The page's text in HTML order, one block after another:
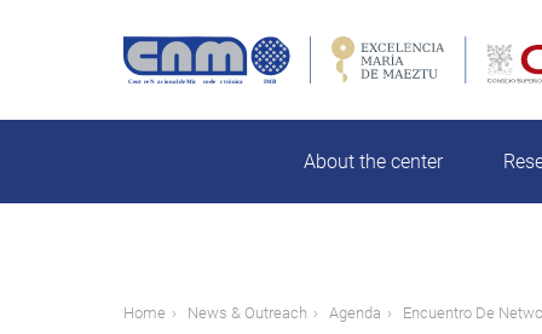
About the center
Breadcrumb
Home News & Outreach Agenda Encuentro De